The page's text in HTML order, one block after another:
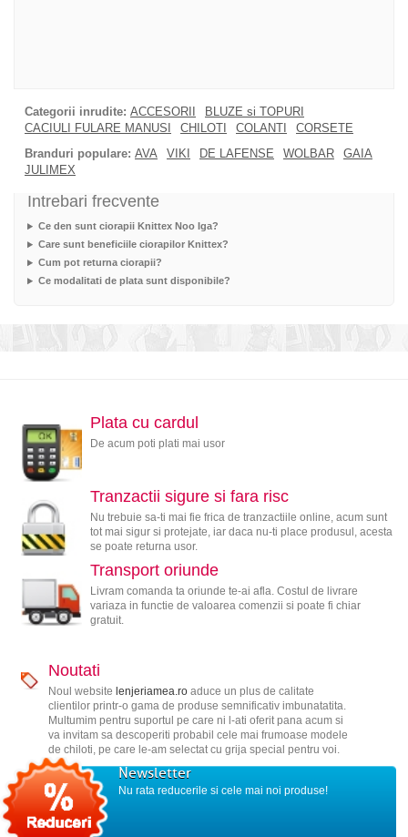
Categorii inrudite: ACCESORII
BLUZE si TOPURI
CACIULI FULARE MANUSI
CHILOTI COLANTI
CORSETE
Branduri populare: AVA VIKI DE LAFENSE WOLBAR
GAIA
JULIMEX
Intrebari frecvente
Ce den sunt ciorapii Knittex Noo Iga?
Care sunt beneficiile ciorapilor Knittex?
Cum pot returna ciorapii?
Ce modalitati de plata sunt disponibile?
Plata cu cardul
De acum poti plati mai usor
Tranzactii sigure si fara risc
Nu trebuie sa-ti mai fie frica de tranzactiile online, acum sunt
tot mai sigur si protejate, iar daca nu-ti place produsul, acesta
se poate returna usor.
Transport oriunde
Livram comanda ta oriunde te-ai afla. Costul de livrare
variaza in functie de valoarea comenzii si poate fi chiar
gratuit.
Noutati
Noul website lenjeriamea.roaduce un plus de calitate
clientilor printr-o gama de produse semnificativ imbunatatita.
Multumim pentru suportul pe care ni l-ati oferit pana acum si
va invitam sa descoperiti probabil cele mai frumoase modele
de chiloti, pe care le-am selectat cu grija special pentru voi.
Newsletter
Nu rata reducerile si cele mai noi produse!